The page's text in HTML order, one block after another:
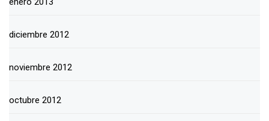
diciembre 2012
noviembre 2012
octubre 2012